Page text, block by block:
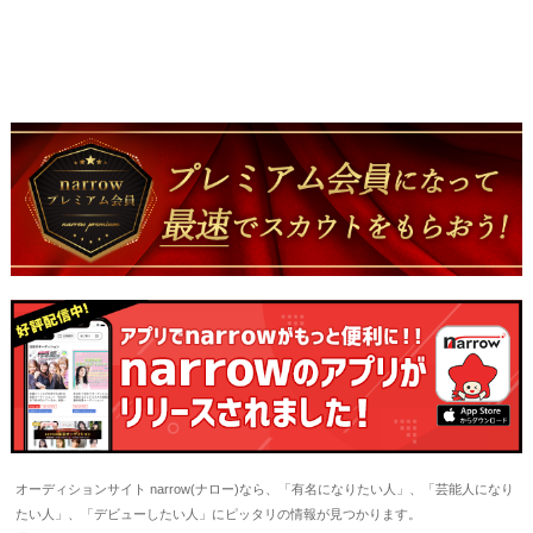
オーディションサイト narrow(ナロー)なら、「有名になりたい人」、「芸能人になり
たい人」、「デビューしたい人」にピッタリの情報が見つかります。